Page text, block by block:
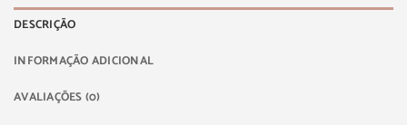
DESCRIÇÃO
INFORMAÇÃO ADICIONAL
AVALIAÇÕES (0)